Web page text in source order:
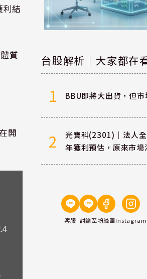
利結
質
開
台股解析｜大家都在
1 BBU即將大出貨，但
2
光寶科(2301)｜法人
年獲利預估，原來市
客服 討論區粉絲團Instagram